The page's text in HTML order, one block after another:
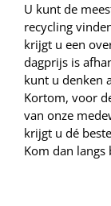
U kunt de
recycling
krijgt u een
dagprijs is
kunt u denken
Kortom, voor
van onze
krijgt u dé
Kom dan langs